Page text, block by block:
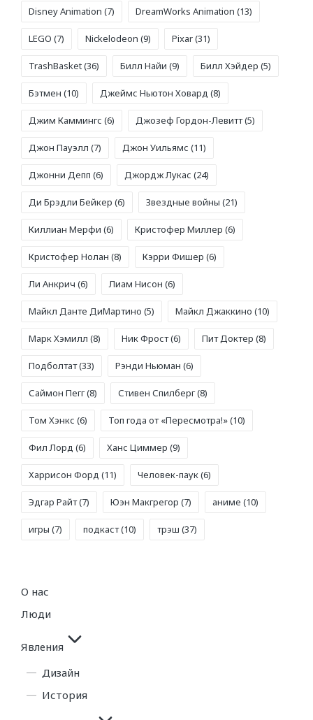
Disney Animation (7) DreamWorks Animation (13)
LEGO (7) Nickelodeon (9) Pixar(31)
TrashBasket(36) Билл Найи (9) Билл Хэйдер (5)
Бэтмен (10) Джеймс Ньютон Ховард (8)
Джим Каммингс (6) Джозеф Гордон-Левитт(5)
Джон Пауэлл (7) Джон Уильямс (11)
Джонни Депп (6) Джордж Лукас (24)
Ди Брэдли Бейкер (6) Звездные войны (21)
Киллиан Мерфи (6) Кристофер Миллер (6)
Кристофер Нолан (8) Кэрри Фишер (6)
Ли Анкрич (6) Лиам Нисон (6)
Майкл Данте ДиМартино (5) Майкл Джаккино (10)
Марк Хэмилл (8) Ник Фрост(6) Пит Доктер (8)
Подболтат(33) Рэнди Ньюман (6)
Саймон Пегг(8) Стивен Спилберг(8)
Том Хэнкс (6) Топ года от «Пересмотра!»(10)
Фил Лорд (6) Ханс Циммер (9)
Харрисон Форд (11) Человек-паук(6)
Эдгар Райт(7) Юэн Макгрегор (7) аниме (10)
игры (7) подкаст(10) трэш (37)
О нас
Люди
Явления
Дизайн
История